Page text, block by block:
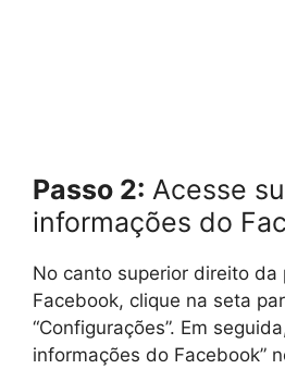
Passo 2: Acesse
informações do
No canto superior direito da
Facebook, clique na seta
“Configurações”. Em
informações do Facebook”